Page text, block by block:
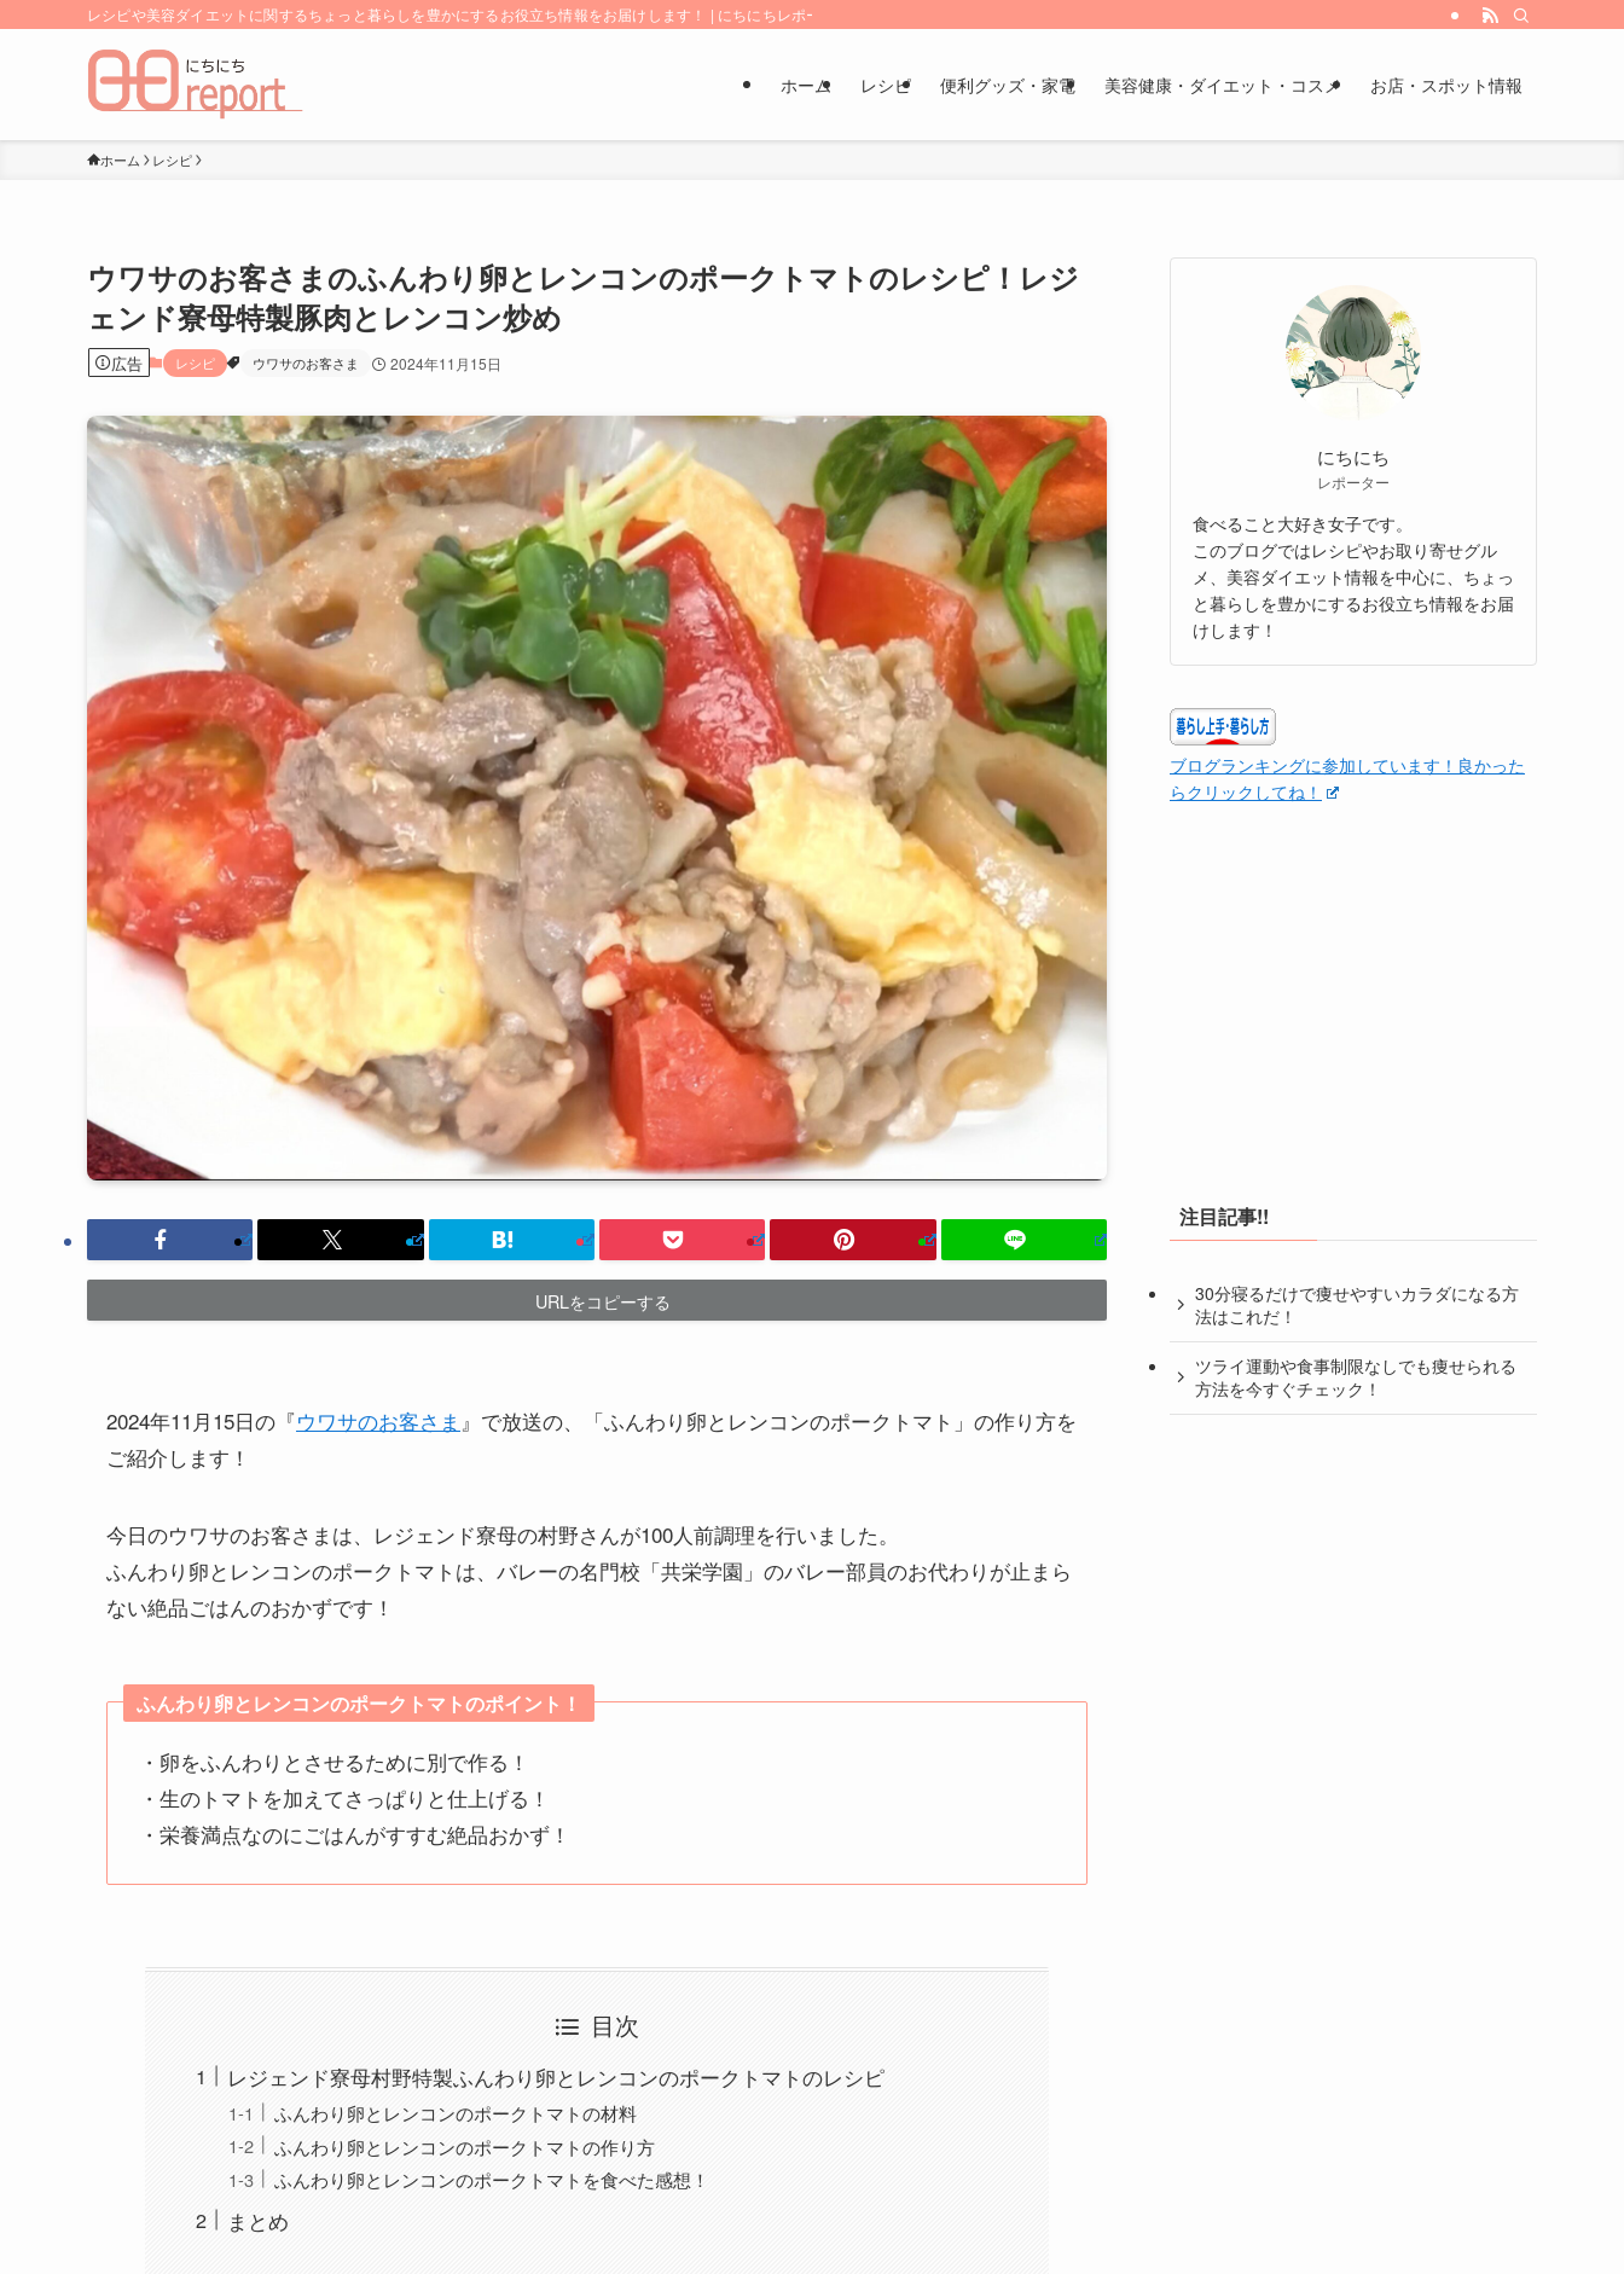
レシピや美容ダイエットに関するちょっと暮らしを豊かにするお役立ち情報をお届けします！ | にちにちレポート
ホーム レシピ 便利グッズ・家電 美容健康・ダイエット・コスメ お店・スポット情報
ホーム レシピ
ウワサのお客さまのふんわり卵とレンコンのポークトマトのレシピ！レジ
ェンド寮母特製豚肉とレンコン炒め
広告 レシピ ウワサのお客さま 2024年11月15日
URLをコピーする
2024年11月15日の『ウワサのお客さま 』で放送の、「ふんわり卵とレンコンのポークトマト」の作り方を
ご紹介します！
今日のウワサのお客さまは、レジェンド寮母の村野さんが100人前調理を行いました。
ふんわり卵とレンコンのポークトマトは、バレーの名門校「共栄学園」のバレー部員のお代わりが止まら
ない絶品ごはんのおかずです！
ふんわり卵とレンコンのポークトマトのポイント！
・卵をふんわりとさせるために別で作る！
・生のトマトを加えてさっぱりと仕上げる！
・栄養満点なのにごはんがすすむ絶品おかず！
目次
レジェンド寮母村野特製ふんわり卵とレンコンのポークトマトのレシピ
ふんわり卵とレンコンのポークトマトの材料
ふんわり卵とレンコンのポークトマトの作り方
ふんわり卵とレンコンのポークトマトを食べた感想！
まとめ
にちにち
レポーター
食べること大好き女子です。
このブログではレシピやお取り寄せグル
メ、美容ダイエット情報を中心に、ちょっ
と暮らしを豊かにするお役立ち情報をお届
けします！
ブログランキングに参加しています！良かった
らクリックしてね！
注目記事!!
30分寝るだけで痩せやすいカラダになる方
法はこれだ！
ツライ運動や食事制限なしでも痩せられる
方法を今すぐチェック！